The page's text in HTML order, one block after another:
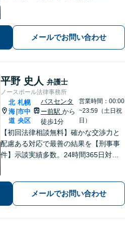
族関係を重視した円満解決を目指しま
す【休日・夜間面談OK】【すすきの駅
2分】
メールでお問い合わせ
平野 史人 弁護士
ノースポール法律事務所
北
海
道
|
札幌
市中
央区
バスセンタ
ー前駅から
徒歩1分
営業時間：00:00
~23:59（土日祝
日）
【初回法律相談無料】確かな交渉力と
配慮ある対応で最善の結果を【刑事事
件】示談実績多数。24時間365日対応
経験あり。【バスセンター前駅3番出口
徒歩1分】
メールでお問い合わせ